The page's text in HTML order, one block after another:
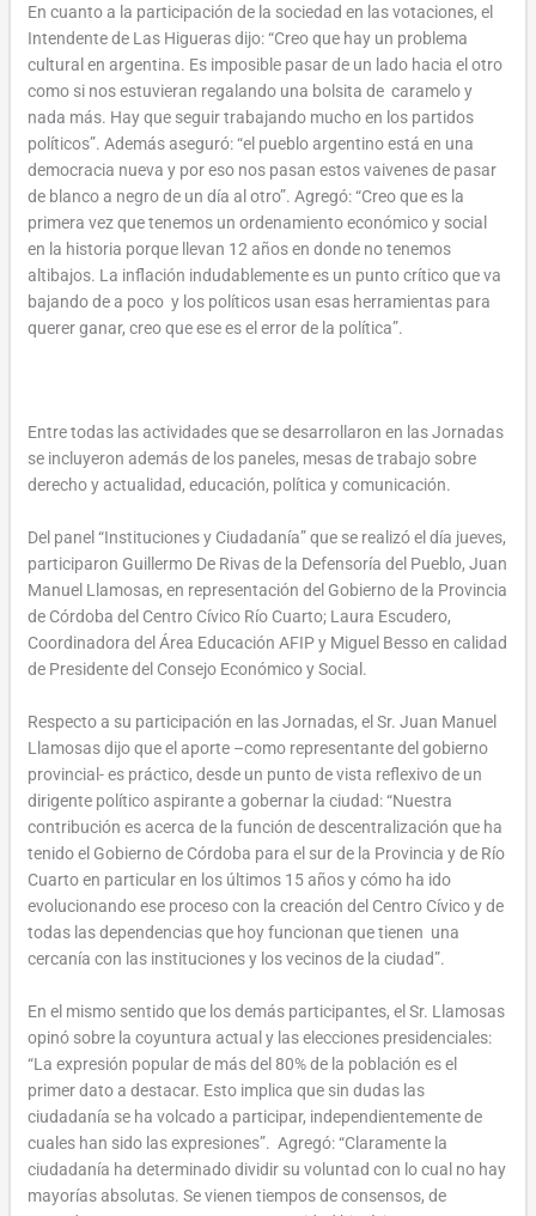
En cuanto a la participación de la sociedad en las votaciones, el
Intendente de Las Higueras dijo: “Creo que hay un problema
cultural en argentina. Es imposible pasar de un lado hacia el otro
como si nos estuvieran regalando una bolsita de caramelo y
nada más. Hay que seguir trabajando mucho en los partidos
políticos”. Además aseguró: “el pueblo argentino está en una
democracia nueva y por eso nos pasan estos vaivenes de pasar
de blanco a negro de un día al otro”. Agregó: “Creo que es la
primera vez que tenemos un ordenamiento económico y social
en la historia porque llevan 12 años en donde no tenemos
altibajos. La inflación indudablemente es un punto crítico que va
bajando de a poco y los políticos usan esas herramientas para
querer ganar, creo que ese es el error de la política”.
Entre todas las actividades que se desarrollaron en las Jornadas
se incluyeron además de los paneles, mesas de trabajo sobre
derecho y actualidad, educación, política y comunicación.
Del panel “Instituciones y Ciudadanía” que se realizó el día jueves,
participaron Guillermo De Rivas de la Defensoría del Pueblo, Juan
Manuel Llamosas, en representación del Gobierno de la Provincia
de Córdoba del Centro Cívico Río Cuarto; Laura Escudero,
Coordinadora del Área Educación AFIP y Miguel Besso en calidad
de Presidente del Consejo Económico y Social.
Respecto a su participación en las Jornadas, el Sr. Juan Manuel
Llamosas dijo que el aporte –como representante del gobierno
provincial- es práctico, desde un punto de vista reflexivo de un
dirigente político aspirante a gobernar la ciudad: “Nuestra
contribución es acerca de la función de descentralización que ha
tenido el Gobierno de Córdoba para el sur de la Provincia y de Río
Cuarto en particular en los últimos 15 años y cómo ha ido
evolucionando ese proceso con la creación del Centro Cívico y de
todas las dependencias que hoy funcionan que tienen una
cercanía con las instituciones y los vecinos de la ciudad”.
En el mismo sentido que los demás participantes, el Sr. Llamosas
opinó sobre la coyuntura actual y las elecciones presidenciales:
“La expresión popular de más del 80% de la población es el
primer dato a destacar. Esto implica que sin dudas las
ciudadanía se ha volcado a participar, independientemente de
cuales han sido las expresiones”. Agregó: “Claramente la
ciudadanía ha determinado dividir su voluntad con lo cual no hay
mayorías absolutas. Se vienen tiempos de consensos, de